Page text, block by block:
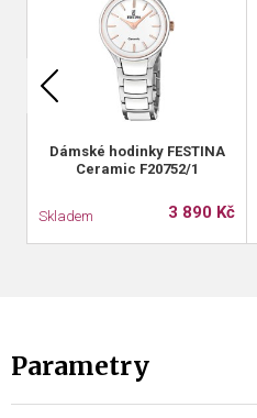
Dámské hodinky FESTINA
Ceramic F20752/1
Skladem 3 890 Kč
Parametry